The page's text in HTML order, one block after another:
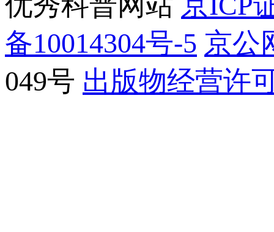
备10014304号-5 京公
049号 出版物经营许